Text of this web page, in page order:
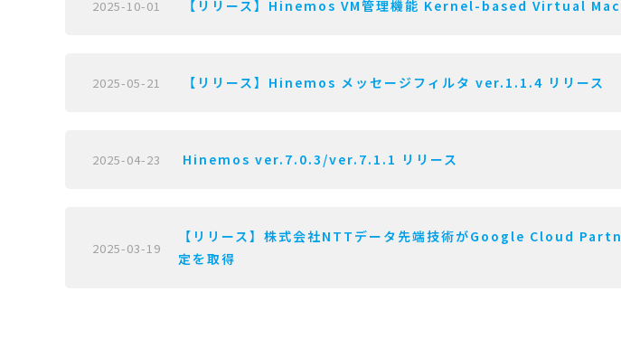
2025-10-01 【リリース】Hinemos VM管理機能 Kernel-based Virtual
2025-05-21 【リリース】Hinemos メッセージフィルタ ver.1.1.4 リリース
2025-04-23 Hinemos ver.7.0.3/ver.7.1.1 リリース
2025-03-19
【リリース】株式会社NTTデータ先端技術がGoogle Cloud
定を取得